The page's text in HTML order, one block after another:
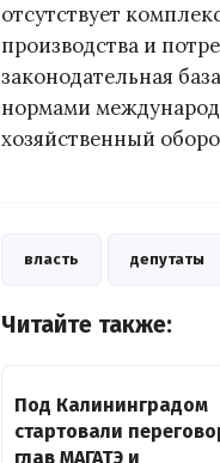
отсутствует
производства и
законодательная
нормами
хозяйственный
власть депутаты
Читайте также:
Под Калининградом
стартовали
глав МАГАТЭ и